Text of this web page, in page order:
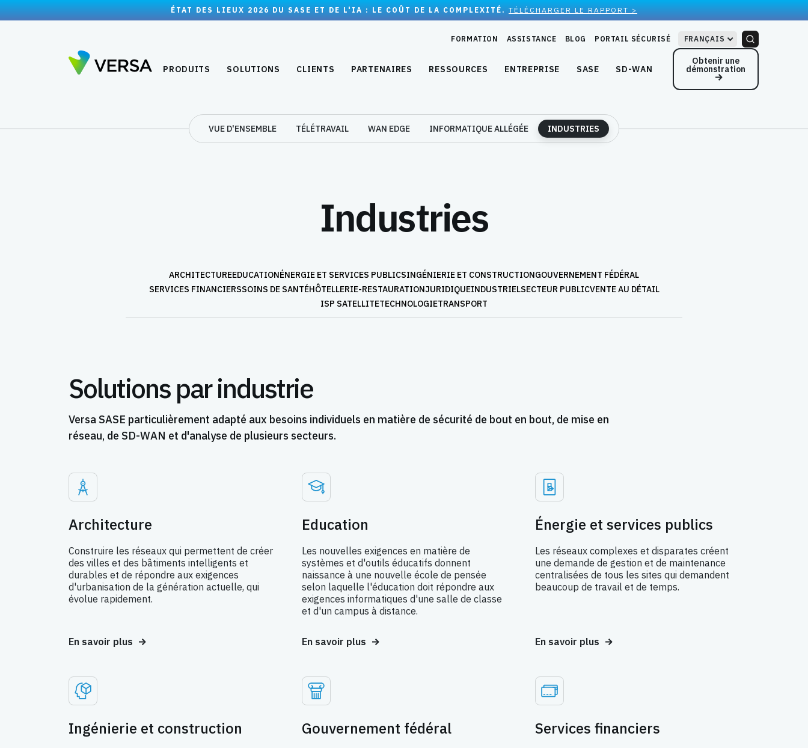
ÉTAT DES LIEUX 2026 DU SASE ET DE L'IA : LE COÛT DE LA COMPLEXITÉ. TÉLÉCHARGER LE RAPPORT >
FORMATION ASSISTANCE BLOG PORTAIL SÉCURISÉ FRANÇAIS
PRODUITS SOLUTIONS CLIENTS PARTENAIRES RESSOURCES ENTREPRISE SASE SD-WAN
Obtenir une
démonstration
VUE D'ENSEMBLE TÉLÉTRAVAIL WAN EDGE INFORMATIQUE ALLÉGÉE INDUSTRIES
Industries
ARCHITECTUREEDUCATIONÉNERGIE ET SERVICES PUBLICSINGÉNIERIE ET CONSTRUCTIONGOUVERNEMENT FÉDÉRAL
SERVICES FINANCIERSSOINS DE SANTÉHÔTELLERIE-RESTAURATIONJURIDIQUEINDUSTRIELSECTEUR PUBLICVENTE AU DÉTAIL
ISP SATELLITETECHNOLOGIETRANSPORT
Solutions par industrie
Versa SASE particulièrement adapté aux besoins individuels en matière de sécurité de bout en bout, de mise en
réseau, de SD-WAN et d'analyse de plusieurs secteurs.
Architecture
Construire les réseaux qui permettent de créer
des villes et des bâtiments intelligents et
durables et de répondre aux exigences
d'urbanisation de la génération actuelle, qui
évolue rapidement.
En savoir plus
Education
Les nouvelles exigences en matière de
systèmes et d'outils éducatifs donnent
naissance à une nouvelle école de pensée
selon laquelle l'éducation doit répondre aux
exigences informatiques d'une salle de classe
et d'un campus à distance.
En savoir plus
Énergie et services publics
Les réseaux complexes et disparates créent
une demande de gestion et de maintenance
centralisées de tous les sites qui demandent
beaucoup de travail et de temps.
En savoir plus
Ingénierie et construction Gouvernement fédéral Services financiers